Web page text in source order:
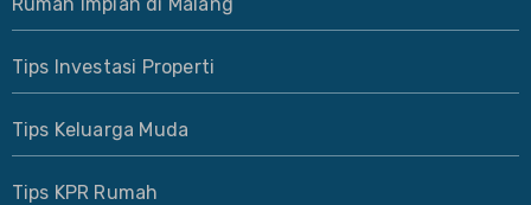
Tips Investasi Properti
Tips Keluarga Muda
Tips KPR Rumah